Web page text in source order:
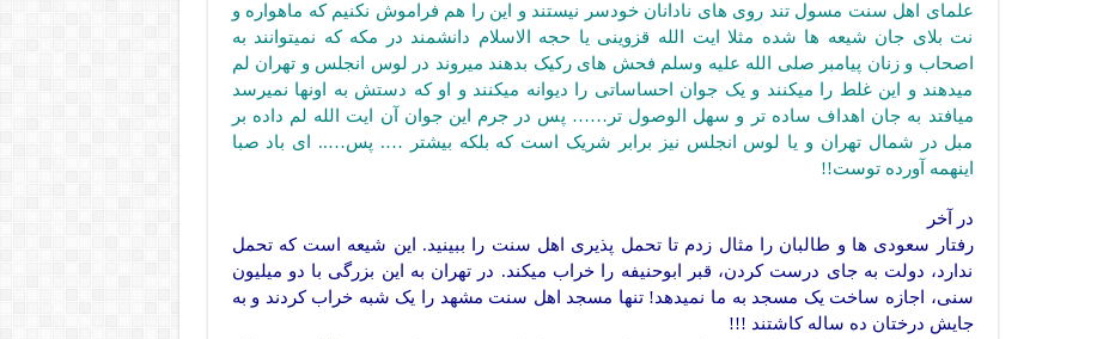
علمای اهل سنت مسول تند روی های نادانان خودسر نیستند و این را هم فراموش نکنیم که ماهواره و
نت بلای جان شیعه ها شده مثلا ایت الله قزوینی یا حجه الاسلام دانشمند در مکه که نمیتوانند به
اصحاب و زنان پیامبر صلی الله علیه وسلم فحش های رکیک بدهند میروند در لوس انجلس و تهران لم
میدهند و این غلط را میکنند و یک جوان احساساتی را دیوانه میکنند و او که دستش به اونها نمیرسد
میافتد به جان اهداف ساده تر و سهل الوصول تر…… پس در جرم این جوان آن ایت الله لم داده بر
مبل در شمال تهران و یا لوس انجلس نیز برابر شریک است که بلکه بیشتر …. پس….. ای باد صبا
اینهمه آورده توست!!
در آخر
رفتار سعودی ها و طالبان را مثال زدم تا تحمل پذیری اهل سنت را ببینید. این شیعه است که تحمل
ندارد، دولت به جای درست کردن، قبر ابوحنیفه را خراب میکند. در تهران به این بزرگی با دو میلیون
سنی، اجازه ساخت یک مسجد به ما نمیدهد! تنها مسجد اهل سنت مشهد را یک شبه خراب کردند و به
جایش درختان ده ساله کاشتند !!!